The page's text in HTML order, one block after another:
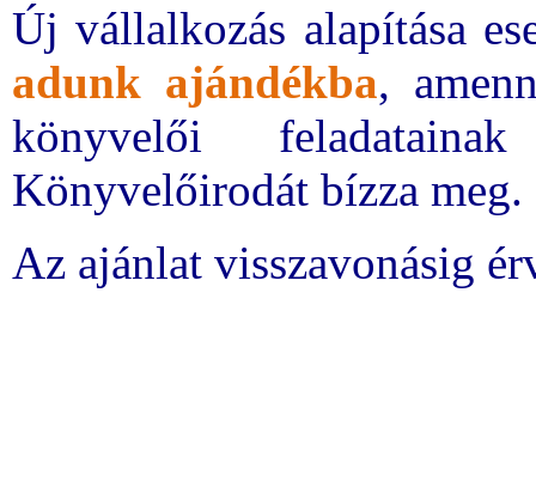
Új vállalkozás alapítása
adunk ajándékba,
könyvelői
Könyvelőirodát bízza meg.
Az ajánlat visszavonásig